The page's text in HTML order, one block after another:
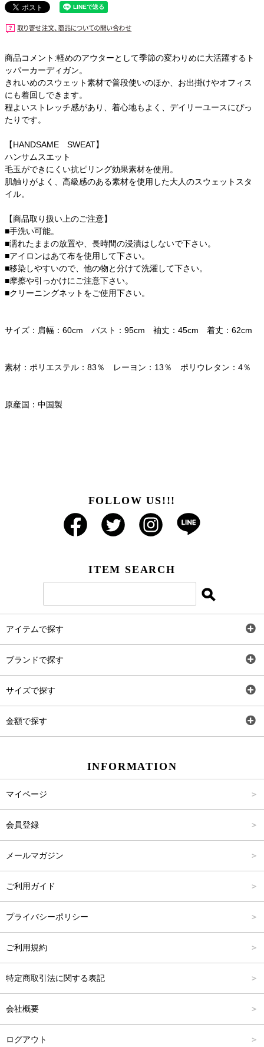
商品コメント:軽めのアウターとして季節の変わりめに大活躍するト
ッパーカーディガン。
きれいめのスウェット素材で普段使いのほか、お出掛けやオフィス
にも着回しできます。
程よいストレッチ感があり、着心地もよく、デイリーユースにぴっ
たりです。
【HANDSAME SWEAT】
ハンサムスエット
毛玉ができにくい抗ピリング効果素材を使用。
肌触りがよく、高級感のある素材を使用した大人のスウェットスタ
イル。
【商品取り扱い上のご注意】
■手洗い可能。
■濡れたままの放置や、長時間の浸漬はしないで下さい。
■アイロンはあて布を使用して下さい。
■移染しやすいので、他の物と分けて洗濯して下さい。
■摩擦や引っかけにご注意下さい。
■クリーニングネットをご使用下さい。
サイズ：肩幅：60cm バスト：95cm 袖丈：45cm 着丈：62cm
素材：ポリエステル：83％ レーヨン：13％ ポリウレタン：4％
原産国：中国製
FOLLOW US!!!
ITEM SEARCH
アイテムで探す
ブランドで探す
サイズで探す
金額で探す
INFORMATION
マイページ
会員登録
メールマガジン
ご利用ガイド
プライバシーポリシー
ご利用規約
特定商取引法に関する表記
会社概要
ログアウト